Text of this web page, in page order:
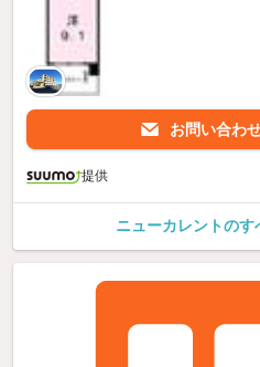
お問い合わ
提供
ニューカレントのす